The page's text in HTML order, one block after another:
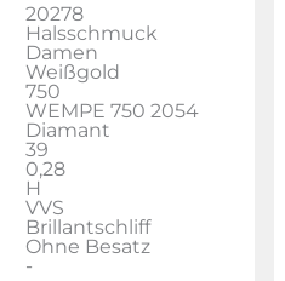
20278
Halsschmuck
Damen
Weißgold
750
WEMPE 750 2054
Diamant
39
0,28
H
VVS
Brillantschliff
Ohne Besatz
-